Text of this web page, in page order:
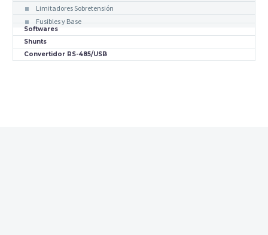
Limitadores Sobretensión
Fusibles y Base
Softwares
Shunts
Convertidor RS-485/USB